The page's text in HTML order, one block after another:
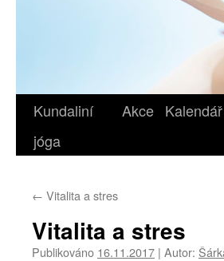
Kundaliní
jóga
Akce Kalendář
← Vitalita a stres
Vitalita a stres
Publikováno 16.11.2017 | Autor: